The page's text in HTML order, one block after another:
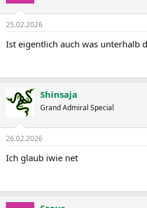
25.02.2026
Ist eigentlich auch was unterhalb
Shinsaja
Grand Admiral Special
26.02.2026
Ich glaub iwie net